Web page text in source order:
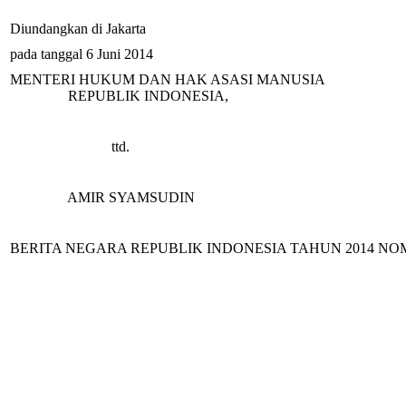
Diundangkan di Jakarta
pada tanggal 6 Juni 2014
MENTERI HUKUM DAN HAK ASASI MANUSIA
REPUBLIK INDONESIA,
ttd.
AMIR SYAMSUDIN
BERITA NEGARA REPUBLIK INDONESIA TAHUN 2014